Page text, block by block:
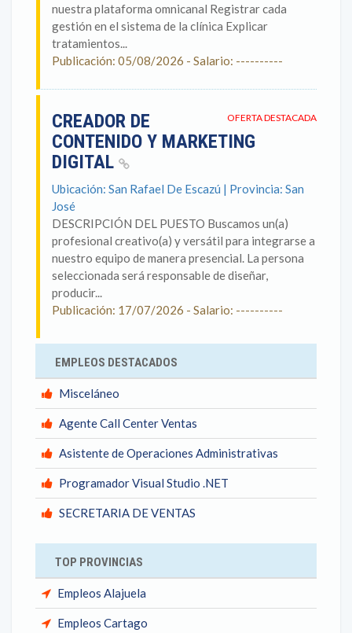
nuestra plataforma omnicanal Registrar cada
gestión en el sistema de la clínica Explicar
tratamientos...
Publicación: 05/08/2026 - Salario: ----------
OFERTA DESTACADA
CREADOR DE
CONTENIDO Y MARKETING
DIGITAL
Ubicación: San Rafael De Escazú | Provincia: San
José
DESCRIPCIÓN DEL PUESTO Buscamos un(a)
profesional creativo(a) y versátil para integrarse a
nuestro equipo de manera presencial. La persona
seleccionada será responsable de diseñar,
producir...
Publicación: 17/07/2026 - Salario: ----------
EMPLEOS DESTACADOS
Misceláneo
Agente Call Center Ventas
Asistente de Operaciones Administrativas
Programador Visual Studio .NET
SECRETARIA DE VENTAS
TOP PROVINCIAS
Empleos Alajuela
Empleos Cartago